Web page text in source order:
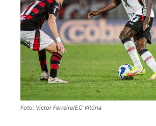
Foto: Victor Ferreira/EC Vitória